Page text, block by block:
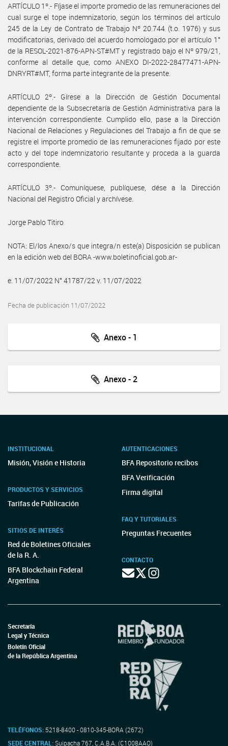
ARTÍCULO 1º.- Fíjase el importe promedio de las remuneraciones del
cual surge el tope indemnizatorio, según los términos del artículo
245 de la Ley de Contrato de Trabajo Nº 20.744 (t.o. 1976) y sus
modificatorias, derivado del acuerdo homologado por el artículo 1°
de la RESOL-2021-876-APN-ST#MT y registrado bajo el Nº 979/21,
conforme al detalle que, como ANEXO DI-2022-28477471-APN-
DNRYRT#MT, forma parte integrante de la presente.
ARTÍCULO 2º.- Gírese a la Dirección de Gestión Documental
dependiente de la Subsecretaría de Gestión Administrativa para la
intervención correspondiente. Cumplido ello, pase a la Dirección
Nacional de Relaciones y Regulaciones del Trabajo a fin de que se
registre el importe promedio de las remuneraciones fijado por este
acto y del tope indemnizatorio resultante y proceda a la guarda
correspondiente.
ARTÍCULO 3º.- Comuníquese, publíquese, dése a la Dirección
Nacional del Registro Oficial y archívese.
Jorge Pablo Titiro
NOTA: El/los Anexo/s que integra/n este(a) Disposición se publican
en la edición web del BORA -www.boletinoficial.gob.ar-
e. 11/07/2022 N° 41787/22 v. 11/07/2022
Fecha de publicación 11/07/2022
Anexo - 1
Anexo - 2
INSTITUCIONAL
Misión, Visión e Historia
PRODUCTOS Y SERVICIOS
Tarifas de Publicación
SITIOS DE INTERÉS
Red de Boletines Oficiales
de la R. A.
BFA Blockchain Federal
Argentina
AUTENTICACIONES
BFA Repositorio recibos
BFA Verificación
Firma digital
FAQ Y TUTORIALES
Preguntas Frecuentes
CONTACTO
Secretaría
Legal y Técnica
Boletín Oficial
de la República Argentina
TELÉFONOS: 5218-8400 - 0810-345-BORA (2672)
SEDE CENTRAL:Suipacha 767, C.A.B.A. (C1008AAO)